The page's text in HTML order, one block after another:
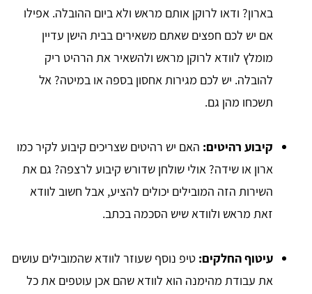
בארון? ודאו לרוקן אותם מראש ולא ביום ההובלה. אפילו
אם יש לכם חפצים שאתם משאירים בבית הישן עדיין
מומלץ לוודא לרוקן מראש ולהשאיר את הרהיט ריק
להובלה. יש לכם מגירות אחסון בספה או במיטה? אל
תשכחו מהן גם.
קיבוע רהיטים: האם יש רהיטים שצריכים קיבוע לקיר כמו
ארון או שידה? אולי שולחן שדורש קיבוע לרצפה? גם את
השירות הזה המובילים יכולים להציע, אבל חשוב לוודא
זאת מראש ולוודא שיש הסכמה בכתב.
עיטוף החלקים: טיפ נוסף שעוזר לוודא שהמובילים עושים
את עבודת מהימנה הוא לוודא שהם אכן עוטפים את כל